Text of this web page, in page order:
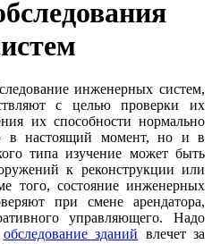
инженерных систем,
с целью проверки их
их способности нормально
в настоящий момент, но и в
типа изучение может быть
к реконструкции или
того, состояние инженерных
при смене арендатора,
управляющего. Надо
обследование зданий влечет за